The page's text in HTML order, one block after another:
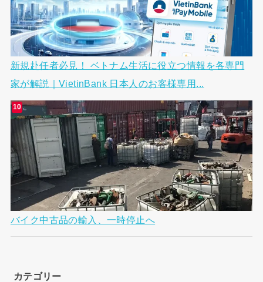
新規赴任者必見！ ベトナム生活に役立つ情報を各専門
家が解説｜VietinBank 日本人のお客様専用...
バイク中古品の輸入、一時停止へ
カテゴリー